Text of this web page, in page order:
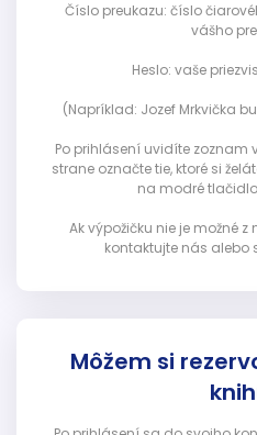
Číslo preukazu: číslo
vášho
Heslo: vaše
(Napríklad: Jozef Mrkvička
Po prihlásení uvidíte zoznam
strane označte tie, ktoré si
na modré tlačidlo
Ak výpožičku nie je možné
kontaktujte nás alebo
Môžem si